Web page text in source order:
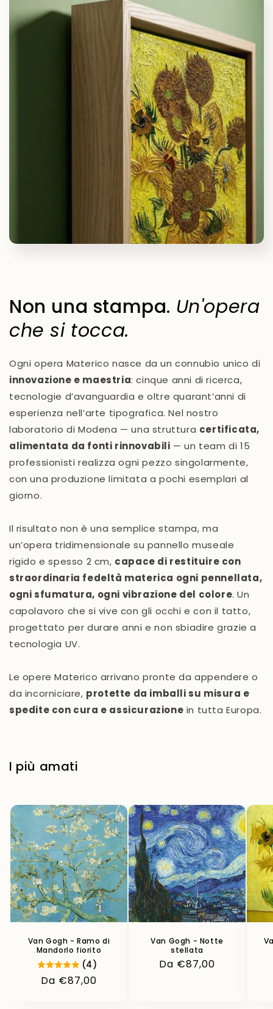
Non una stampa. Un'opera
che si tocca.
Ogni opera Materico nasce da un connubio unico di
innovazione e maestria: cinque anni di ricerca,
tecnologie d’avanguardia e oltre quarant’anni di
esperienza nell’arte tipografica. Nel nostro
laboratorio di Modena — una struttura certificata,
alimentata da fonti rinnovabili — un team di 15
professionisti realizza ogni pezzo singolarmente,
con una produzione limitata a pochi esemplari al
giorno.
Il risultato non è una semplice stampa, ma
un’opera tridimensionale su pannello museale
rigido e spesso 2 cm, capace di restituire con
straordinaria fedeltà materica ogni pennellata,
ogni sfumatura, ogni vibrazione del colore. Un
capolavoro che si vive con gli occhi e con il tatto,
progettato per durare anni e non sbiadire grazie a
tecnologia UV.
Le opere Materico arrivano pronte da appendere o
da incorniciare, protette da imballi su misura e
spedite con cura e assicurazione in tutta Europa.
I più amati
Van Gogh - Ramo di
Mandorlo fiorito
(4)
Prezzo
Da €87,00
Van Gogh - Notte
stellata
Prezzo
Da €87,00